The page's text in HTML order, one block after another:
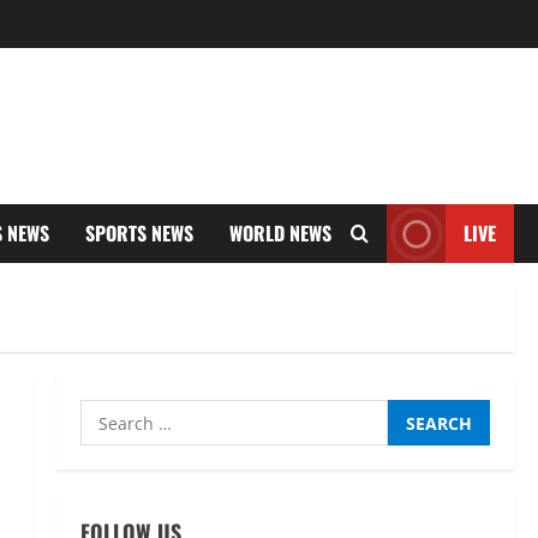
SPORTS NEWS WORLD NEWS LIVE
Search
for: